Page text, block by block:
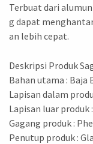
Terbuat dari
g dapat
an lebih cepat.
Deskripsi Produk
Bahan utama : Baja
Lapisan dalam
Lapisan luar produk
Gagang produk :
Penutup produk :